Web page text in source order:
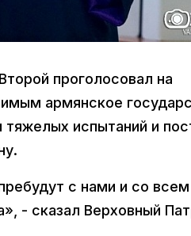
проголосовал на
армянское
испытаний и
с нами и со
- сказал Верховный